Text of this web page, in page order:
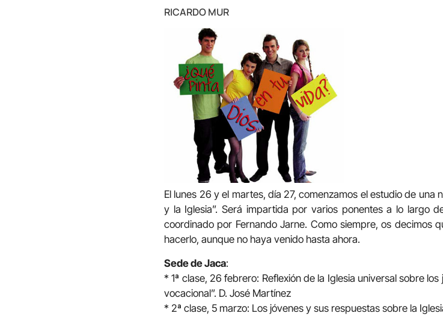
RICARDO MUR
El lunes 26 y el martes, día 27, comenzamos el estudio de una
y la Iglesia”. Será impartida por varios ponentes a lo largo
coordinado por Fernando Jarne. Como siempre, os decimos
hacerlo, aunque no haya venido hasta ahora.
Sede de Jaca:
* 1ª clase, 26 febrero: Reflexión de la Iglesia universal sobre
vocacional”. D. José Martínez
* 2ª clase, 5 marzo: Los jóvenes y sus respuestas sobre la